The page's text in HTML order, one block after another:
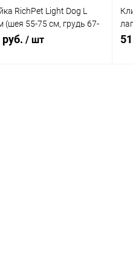
RichPet Light Dog L
(шея 55-75 см, грудь 67-
черный
/ шт